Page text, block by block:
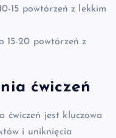
15 powtórzeń z lekkim
15-20 powtórzeń z
ćwiczeń
ćwiczeń jest kluczowa
i uniknięcia